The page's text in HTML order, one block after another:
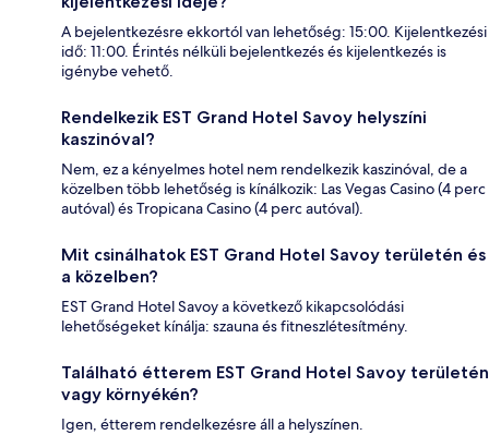
A bejelentkezésre ekkortól van lehetőség: 15:00. Kijelentkezési
idő: 11:00. Érintés nélküli bejelentkezés és kijelentkezés is
igénybe vehető.
Rendelkezik EST Grand Hotel Savoy helyszíni
kaszinóval?
Nem, ez a kényelmes hotel nem rendelkezik kaszinóval, de a
közelben több lehetőség is kínálkozik: Las Vegas Casino (4 perc
autóval) és Tropicana Casino (4 perc autóval).
Mit csinálhatok EST Grand Hotel Savoy területén és
a közelben?
EST Grand Hotel Savoy a következő kikapcsolódási
lehetőségeket kínálja: szauna és fitneszlétesítmény.
Található étterem EST Grand Hotel Savoy területén
vagy környékén?
Igen, étterem rendelkezésre áll a helyszínen.